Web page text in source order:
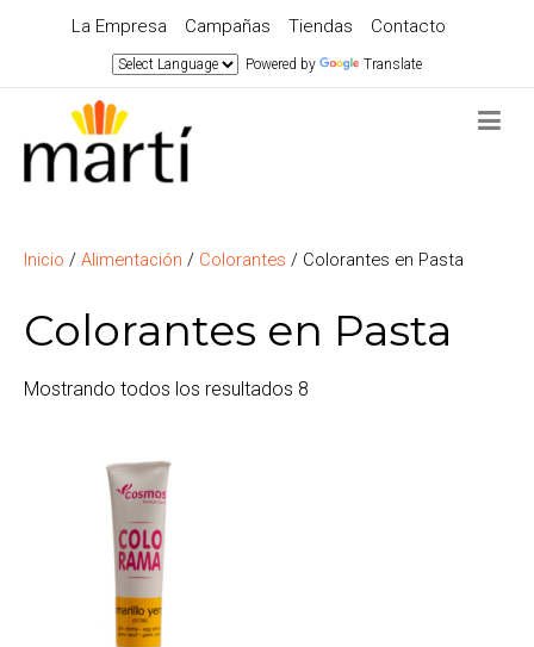
La Empresa Campañas Tiendas Contacto
Powered by Translate
Inicio / Alimentación / Colorantes / Colorantes en Pasta
Colorantes en Pasta
Mostrando todos los resultados 8